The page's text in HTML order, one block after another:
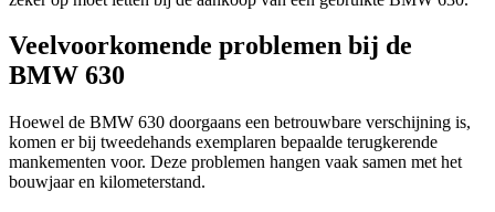
Veelvoorkomende problemen bij de
BMW 630
Hoewel de BMW 630 doorgaans een betrouwbare verschijning is,
komen er bij tweedehands exemplaren bepaalde terugkerende
mankementen voor. Deze problemen hangen vaak samen met het
bouwjaar en kilometerstand.